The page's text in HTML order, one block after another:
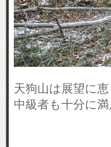
天狗山は展望に
中級者も十分に